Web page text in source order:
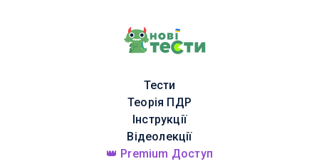
Тести
Теорія ПДР
Інструкції
Відеолекції
👑 Premium Доступ